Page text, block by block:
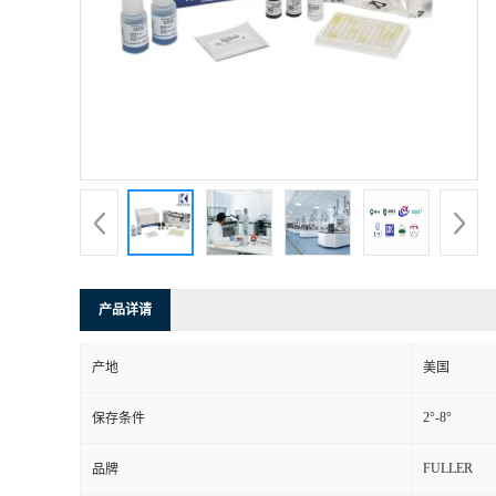
产品详请
产地 美国
保存条件 2°-8°
品牌 FULLER